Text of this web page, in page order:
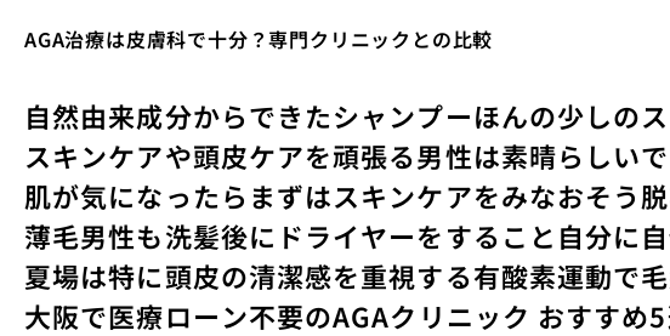
AGA治療は皮膚科で十分？専門クリニックとの比較
自然由来成分からできたシャンプーほんの少しの
スキンケアや頭皮ケアを頑張る男性は素晴らしい
肌が気になったらまずはスキンケアをみなおそう
薄毛男性も洗髪後にドライヤーをすること 自分に
夏場は特に頭皮の清潔感を重視する有酸素運動で
大阪で医療ローン不要のAGAクリニック おすす